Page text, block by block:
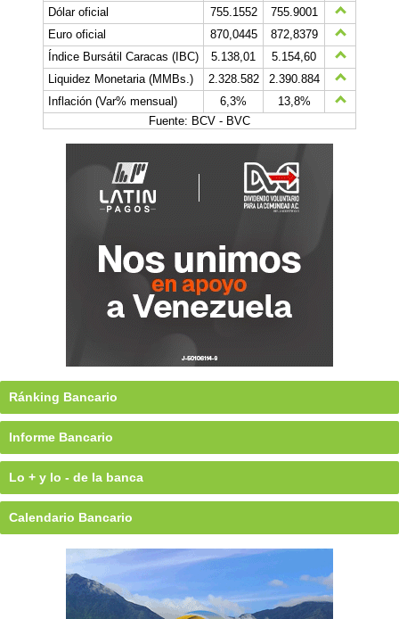
Dólar oficial
755.1552
755.9001
Euro oficial
870,0445
872,8379
Índice Bursátil Caracas (IBC)
5.138,01
5.154,60
Liquidez Monetaria (MMBs.)
2.328.582
2.390.884
Inflación (Var% mensual)
6,3%
13,8%
Fuente: BCV - BVC
Ránking Bancario
Informe Bancario
Lo + y lo - de la banca
Calendario Bancario